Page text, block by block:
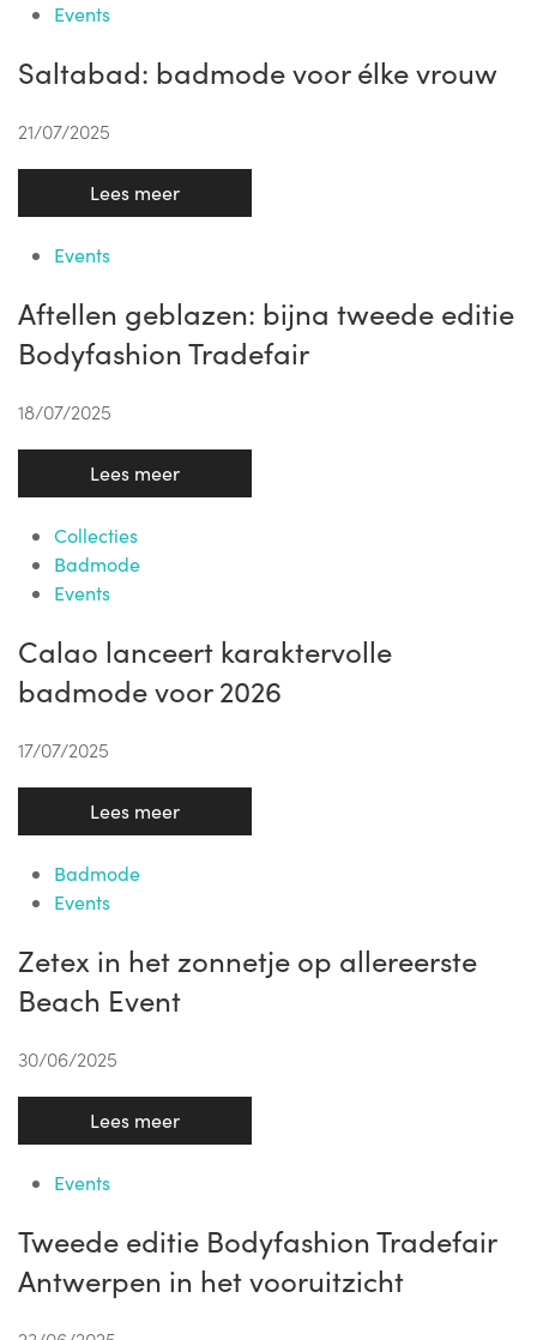
Events
Saltabad: badmode voor élke vrouw
21/07/2025
Lees meer
Events
Aftellen geblazen: bijna tweede editie
Bodyfashion Tradefair
18/07/2025
Lees meer
Collecties
Badmode
Events
Calao lanceert karaktervolle
badmode voor 2026
17/07/2025
Lees meer
Badmode
Events
Zetex in het zonnetje op allereerste
Beach Event
30/06/2025
Lees meer
Events
Tweede editie Bodyfashion Tradefair
Antwerpen in het vooruitzicht